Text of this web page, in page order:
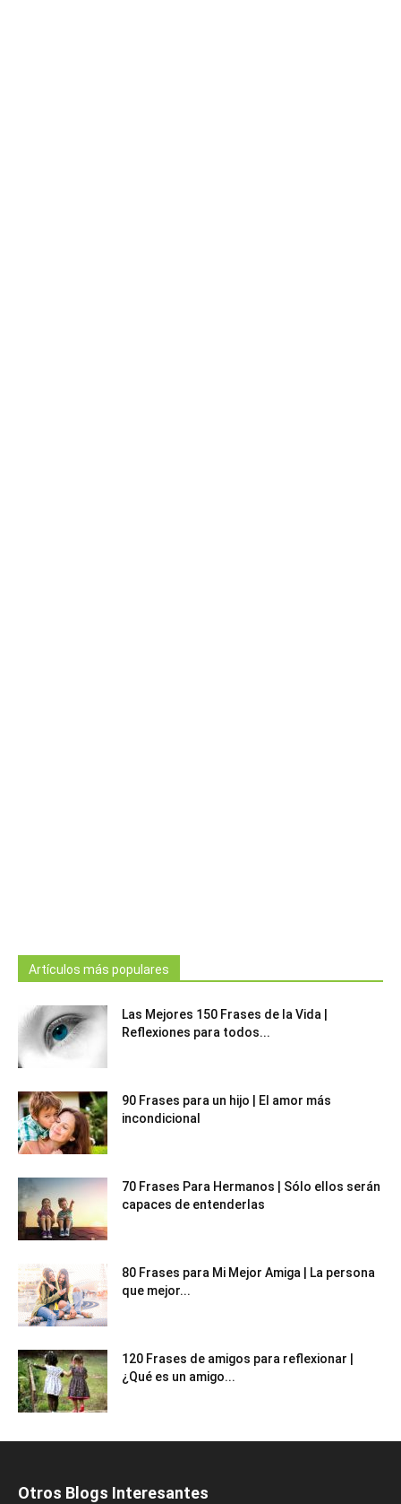
Artículos más populares
Las Mejores 150 Frases de la Vida |
Reflexiones para todos...
90 Frases para un hijo | El amor más
incondicional
70 Frases Para Hermanos | Sólo ellos serán
capaces de entenderlas
80 Frases para Mi Mejor Amiga | La persona
que mejor...
120 Frases de amigos para reflexionar |
¿Qué es un amigo...
Otros Blogs Interesantes